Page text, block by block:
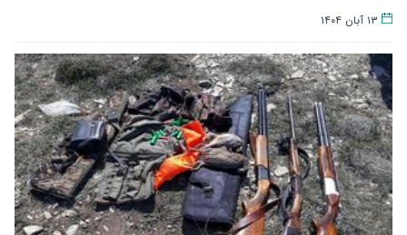
۱۳ آبان ۱۴۰۴